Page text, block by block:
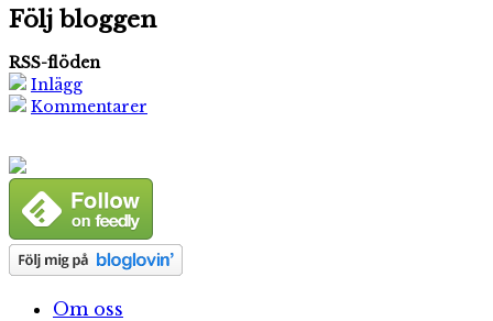
Följ bloggen
RSS-flöden
Inlägg
Kommentarer
Om oss